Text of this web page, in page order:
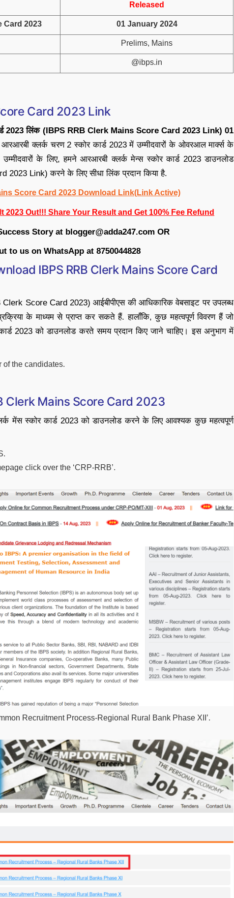
Released
Card 2023 01 January 2024
Prelims, Mains
@ibps.in
Card 2023 Link
2023 लिंक (IBPS RRB Clerk Mains Score Card 2023 Link) 01
आरआरबी क्लर्क चरण 2 स्कोर कार्ड 2023 में उम्मीदवारों के ओवरआल मार्क्स के
के लिए, हमने आरआरबी क्लर्क मेन्स स्कोर कार्ड 2023 डाउनलोड
Link) करने के लिए सीधा लिंक प्रदान किया है.
Score Card 2023 Download Link(Link Active)
2023 Out!!! Share Your Result and Get 100% Fee Refund
Story at blogger@adda247.com OR
to us on WhatsApp at 8750044828
IBPS RRB Clerk Mains Score Card
Score Card 2023) आईबीपीएस की आधिकारिक वेबसाइट पर उपलब्ध
के माध्यम से प्राप्त कर सकते हैं. हालाँकि, कुछ महत्वपूर्ण विवरण हैं जो
2023 को डाउनलोड करते समय प्रदान किए जाने चाहिए। इस अनुभाग में
of the candidates.
Clerk Mains Score Card 2023
मेंस स्कोर कार्ड 2023 को डाउनलोड करने के लिए आवश्यक कुछ महत्वपूर्ण
click over the ‘CRP-RRB’.
Recruitment Process-Regional Rural Bank Phase XII’.